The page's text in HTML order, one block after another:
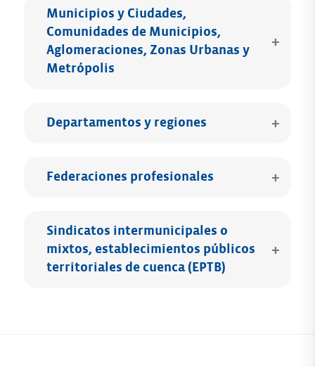
Municipios y Ciudades,
Comunidades de Municipios,
Aglomeraciones, Zonas Urbanas y
Metrópolis
Departamentos y regiones
Federaciones profesionales
Sindicatos intermunicipales o
mixtos, establecimientos públicos
territoriales de cuenca (EPTB)